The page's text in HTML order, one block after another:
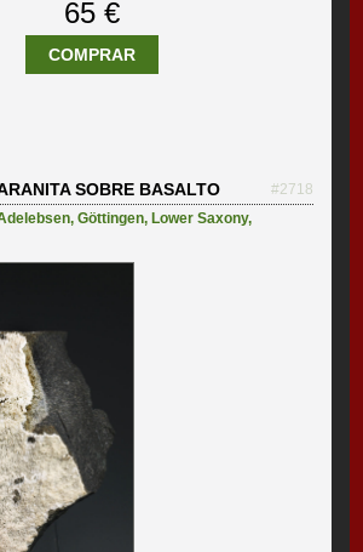
65 €
COMPRAR
SOBRE BASALTO
#2718
,Göttingen, Lower Saxony,